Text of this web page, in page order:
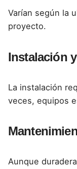
Varían según la
proyecto.
Instalación
La instalación
veces, equipos
Aunque